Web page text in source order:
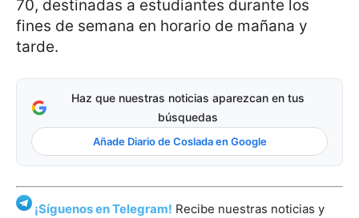
70, destinadas a estudiantes durante los
fines de semana en horario de mañana y
tarde.
Haz que nuestras noticias aparezcan en tus
búsquedas
Añade Diario de Coslada en Google
¡Síguenos en Telegram! Recibe nuestras noticias y